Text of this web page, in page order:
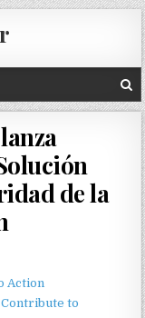
de la
Action
Contribute to